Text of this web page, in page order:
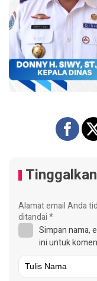
Alamat email Anda
ditandai*
Simpan nama,
ini untuk